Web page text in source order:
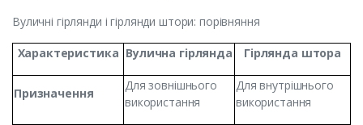
Вуличні гірлянди і гірлянди штори: порівняння
Характеристика Вулична гірлянда Гірлянда штора
Призначення
Для зовнішнього
використання
Для внутрішнього
використання